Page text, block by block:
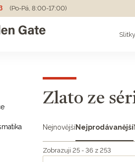
(Po-Pá, 8:00-17:00)
Slitky
Zlato ze
NejnovějšíNejprodávanější
Zobrazuji 25 - 36 z 253